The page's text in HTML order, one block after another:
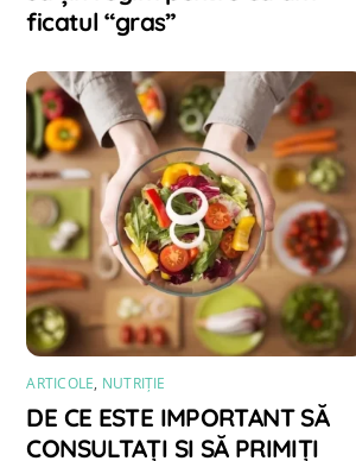
ficatul “gras”
ARTICOLE, NUTRIȚIE
DE CE ESTE IMPORTANT SĂ
CONSULTAȚI SI SĂ PRIMIȚI